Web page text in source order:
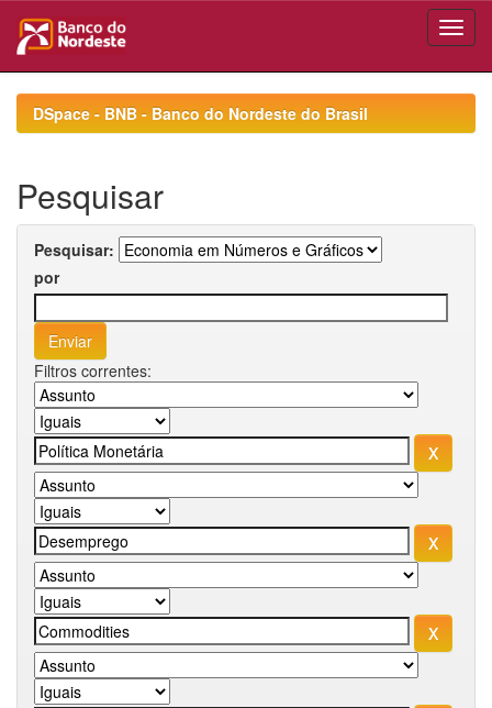
navigationDSpace - BNB - Banco do Nordeste do Brasil
Pesquisar
Pesquisar:
por
Filtros correntes: